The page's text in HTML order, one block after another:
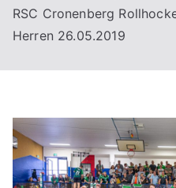
RSC Cronenberg
Herren 26.05.2019